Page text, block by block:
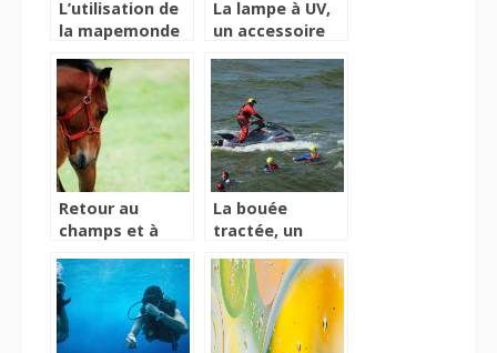
L’utilisation de
la mapemonde
les adolescents.
La lampe à UV,
un accessoire
pour sècher vos
ongles
Retour au
champs et à
sans souci,
procurez vous
de votre licol
cheval!
La bouée
tractée, un
se divertir dans
l’eau